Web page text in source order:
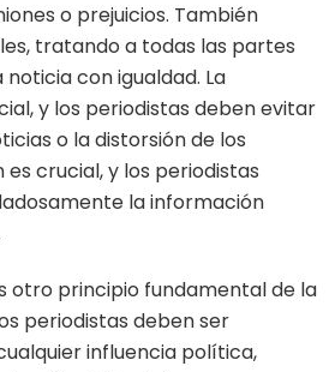
o prejuicios. También
tratando a todas las partes
con igualdad. La
y los periodistas deben evitar
o la distorsión de los
es crucial, y los periodistas
la información
otro principio fundamental de la
periodistas deben ser
influencia política,